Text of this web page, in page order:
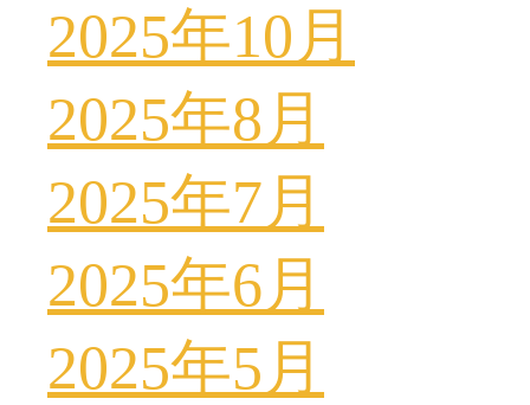
2025年10月
2025年8月
2025年7月
2025年6月
2025年5月